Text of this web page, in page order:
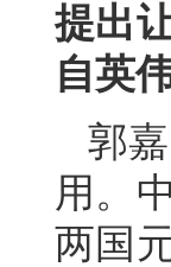
提出
自英
郭
用。
两国